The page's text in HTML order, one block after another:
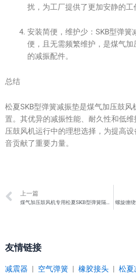
扰，为工厂提供了更加安静的工
安装简便，维护少：SKB型弹簧
便，且无需频繁维护，是煤气
的减振配件。
总结
松夏SKB型弹簧减振垫是煤气加压鼓风
置。其优异的减振性能、耐久性和低
压鼓风机运行中的理想选择，为提高
音贡献了重要力量。
Prev
上一篇
煤气加压鼓风机专用松夏SKB型弹簧隔振器 螺旋缠
友情链接
减震器 | 空气弹簧 | 橡胶接头 | 松夏